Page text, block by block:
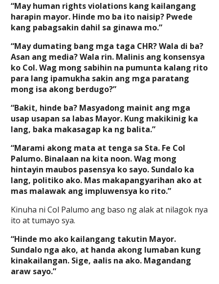
“May human rights violations kang kailangang
harapin mayor. Hinde mo ba ito naisip? Pwede
kang pabagsakin dahil sa ginawa mo.”
“May dumating bang mga taga CHR? Wala di ba?
Asan ang media? Wala rin. Malinis ang konsensya
ko Col. Wag mong sabihin na pumunta kalang rito
para lang ipamukha sakin ang mga paratang
mong isa akong berdugo?”
“Bakit, hinde ba? Masyadong mainit ang mga
usap usapan sa labas Mayor. Kung makikinig ka
lang, baka makasagap ka ng balita.”
“Marami akong mata at tenga sa Sta. Fe Col
Palumo. Binalaan na kita noon. Wag mong
hintayin maubos pasensya ko sayo. Sundalo ka
lang, politiko ako. Mas makapangyarihan ako at
mas malawak ang impluwensya ko rito.”
Kinuha ni Col Palumo ang baso ng alak at nilagok nya
ito at tumayo sya.
“Hinde mo ako kailangang takutin Mayor.
Sundalo nga ako, at handa akong lumaban kung
kinakailangan. Sige, aalis na ako. Magandang
araw sayo.”